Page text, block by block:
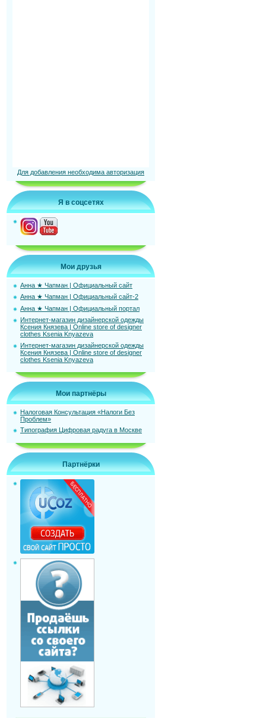
Для добавления необходима авторизация
Я в соцсетях
Мои друзья
Анна ★ Чапман | Официальный сайт
Анна ★ Чапман | Официальный сайт-2
Анна ★ Чапман | Официальный портал
Интернет-магазин дизайнерской одежды
Ксения Князева | Online store of designer
clothes Ksenia Knyazeva
Интернет-магазин дизайнерской одежды
Ксения Князева | Online store of designer
clothes Ksenia Knyazeva
Мои партнёры
Налоговая Консультация «Налоги Без
Проблем»
Типография Цифровая радуга в Москве
Партнёрки